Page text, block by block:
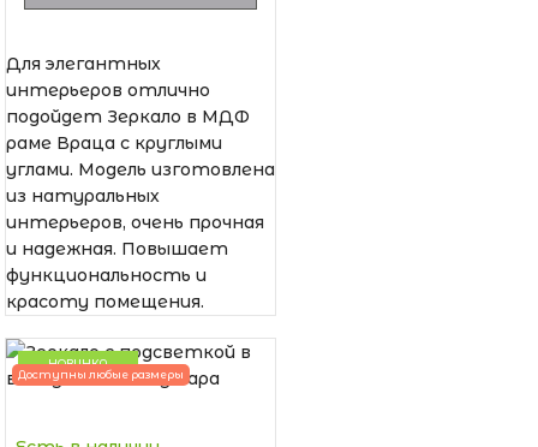
Для элегантных
интерьеров отлично
подойдет Зеркало в МДФ
раме Враца с круглыми
углами. Модель изготовлена
из натуральных
интерьеров, очень прочная
и надежная. Повышает
функциональность и
красоту помещения.
НОВИНКА
Доступны любые размеры